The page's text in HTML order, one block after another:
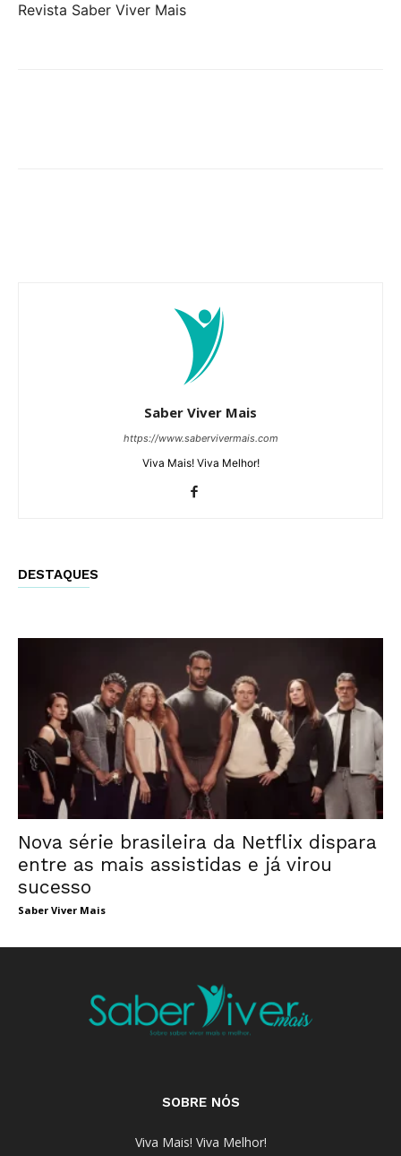
Revista Saber Viver Mais
Saber Viver Mais
https://www.sabervivermais.com
Viva Mais! Viva Melhor!
DESTAQUES
Nova série brasileira da Netflix dispara
entre as mais assistidas e já virou
sucesso
Saber Viver Mais
SOBRE NÓS
Viva Mais! Viva Melhor!